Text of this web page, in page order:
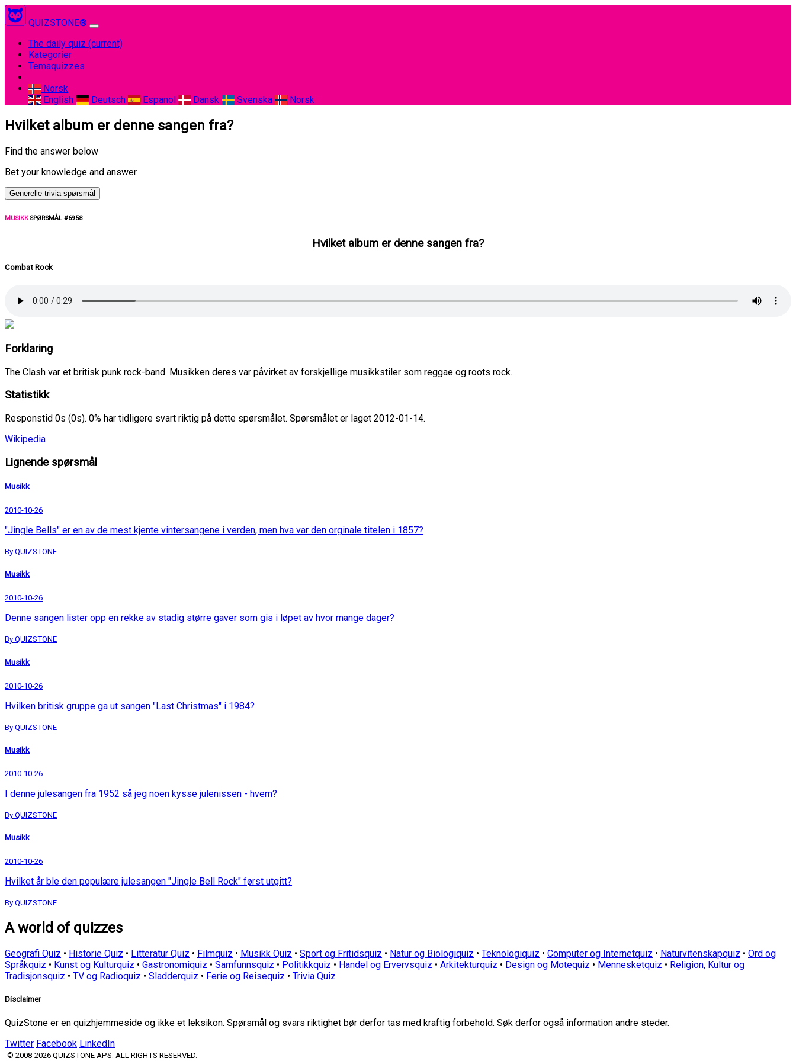
QUIZSTONE®
The daily quiz (current)
Kategorier
Temaquizzes
Norsk
English
Deutsch Espanol Dansk Svenska Norsk
Hvilket album er denne sangen fra?
Find the answer below
Bet your knowledge and answer
Generelle trivia spørsmål
MUSIKKSPØRSMÅL #6958
Hvilket album er denne sangen fra?
Combat Rock
Forklaring
The Clash var et britisk punk rock-band. Musikken deres var påvirket av forskjellige musikkstiler som reggae og roots rock.
Statistikk
Responstid 0s (0s). 0% har tidligere svart riktig på dette spørsmålet. Spørsmålet er laget 2012-01-14.
Wikipedia
Lignende spørsmål
Musikk
2010-10-26
"Jingle Bells" er en av de mest kjente vintersangene i verden, men hva var den orginale titelen i 1857?
By QUIZSTONE
Musikk
2010-10-26
Denne sangen lister opp en rekke av stadig større gaver som gis i løpet av hvor mange dager?
By QUIZSTONE
Musikk
2010-10-26
Hvilken britisk gruppe ga ut sangen "Last Christmas" i 1984?
By QUIZSTONE
Musikk
2010-10-26
I denne julesangen fra 1952 så jeg noen kysse julenissen - hvem?
By QUIZSTONE
Musikk
2010-10-26
Hvilket år ble den populære julesangen "Jingle Bell Rock" først utgitt?
By QUIZSTONE
A world of quizzes
Geografi Quiz • Historie Quiz • Litteratur Quiz • Filmquiz • Musikk Quiz • Sport og Fritidsquiz • Natur og Biologiquiz • Teknologiquiz • Computer og Internetquiz • Naturvitenskapquiz • Ord og
Språkquiz • Kunst og Kulturquiz • Gastronomiquiz • Samfunnsquiz • Politikkquiz • Handel og Ervervsquiz • Arkitekturquiz • Design og Motequiz • Mennesketquiz • Religion, Kultur og
Tradisjonsquiz • TV og Radioquiz • Sladderquiz • Ferie og Reisequiz • Trivia Quiz
Disclaimer
QuizStone er en quizhjemmeside og ikke et leksikon. Spørsmål og svars riktighet bør derfor tas med kraftig forbehold. Søk derfor også information andre steder.
Twitter Facebook LinkedIn
© 2008-2026 QUIZSTONE APS. ALL RIGHTS RESERVED.